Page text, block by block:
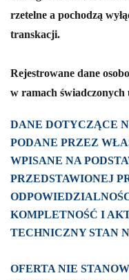
rzetelne a pochodzą
transkacji.
Rejestrowane dane
w ramach świadczonych
DANE DOTYCZĄCE
PODANE PRZEZ
WPISANE NA
PRZEDSTAWIONEJ
KOMPLETNOŚĆ I
TECHNICZNY STAN
OFERTA NIE